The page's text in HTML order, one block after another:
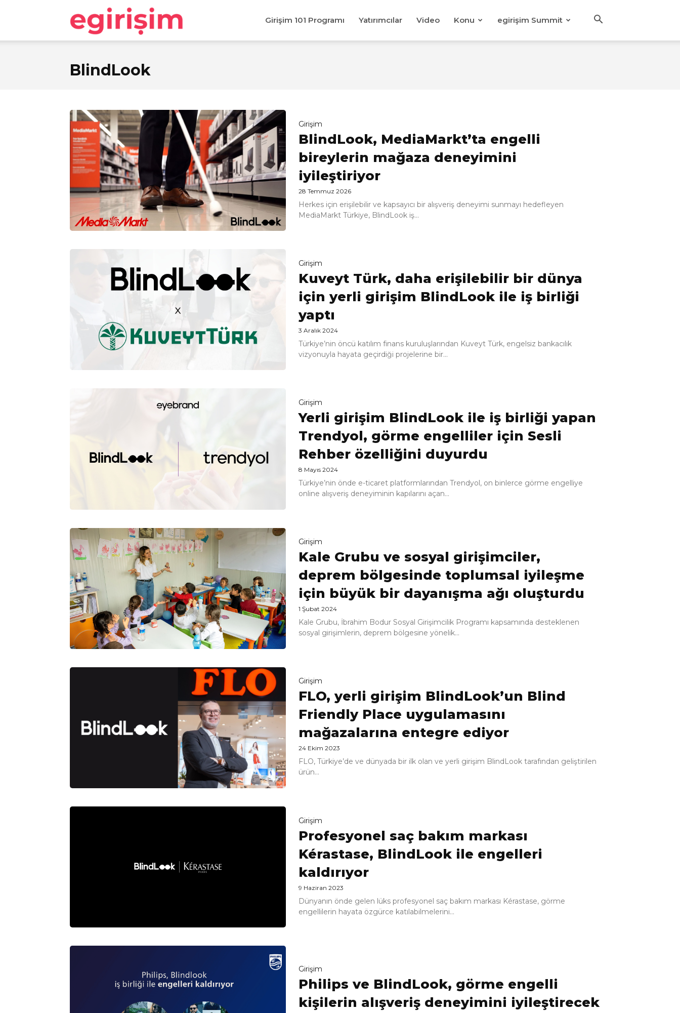
egirişim Girişim 101 Programı Yatırımcılar Video Konu egirişim Summit
BlindLook
Girişim
BlindLook, MediaMarkt’ta engelli
bireylerin mağaza deneyimini
iyileştiriyor
28 Temmuz 2026
Herkes için erişilebilir ve kapsayıcı bir alışveriş deneyimi sunmayı hedefleyen
MediaMarkt Türkiye, BlindLook iş...
Girişim
Kuveyt Türk, daha erişilebilir bir dünya
için yerli girişim BlindLook ile iş birliği
yaptı
3 Aralık 2024
Türkiye’nin öncü katılım finans kuruluşlarından Kuveyt Türk, engelsiz bankacılık
vizyonuyla hayata geçirdiği projelerine bir...
Girişim
Yerli girişim BlindLook ile iş birliği yapan
Trendyol, görme engelliler için Sesli
Rehber özelliğini duyurdu
8 Mayıs 2024
Türkiye’nin önde e-ticaret platformlarından Trendyol, on binlerce görme engelliye
online alışveriş deneyiminin kapılarını açan...
Girişim
Kale Grubu ve sosyal girişimciler,
deprem bölgesinde toplumsal iyileşme
için büyük bir dayanışma ağı oluşturdu
1 Şubat 2024
Kale Grubu, İbrahim Bodur Sosyal Girişimcilik Programı kapsamında desteklenen
sosyal girişimlerin, deprem bölgesine yönelik...
Girişim
FLO, yerli girişim BlindLook’un Blind
Friendly Place uygulamasını
mağazalarına entegre ediyor
24 Ekim 2023
FLO, Türkiye’de ve dünyada bir ilk olan ve yerli girişim BlindLook tarafından geliştirilen
ürün...
Girişim
Profesyonel saç bakım markası
Kérastase, BlindLook ile engelleri
kaldırıyor
9 Haziran 2023
Dünyanın önde gelen lüks profesyonel saç bakım markası Kérastase, görme
engellilerin hayata özgürce katılabilmelerini...
Girişim
Philips ve BlindLook, görme engelli
kişilerin alışveriş deneyimini iyileştirecek